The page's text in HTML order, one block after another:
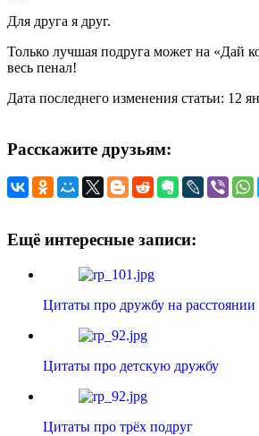
Для друга я друг.
Только лучшая подруга может на «Дай
весь пенал!
Дата последнего изменения статьи: 12
Расскажите друзьям:
Ещё интересные записи:
Цитаты про дружбу на расстоянии
Цитаты про детскую дружбу
Цитаты про трёх подруг